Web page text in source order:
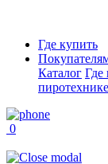
Где купить
Каталог Где
пиротехнике
0